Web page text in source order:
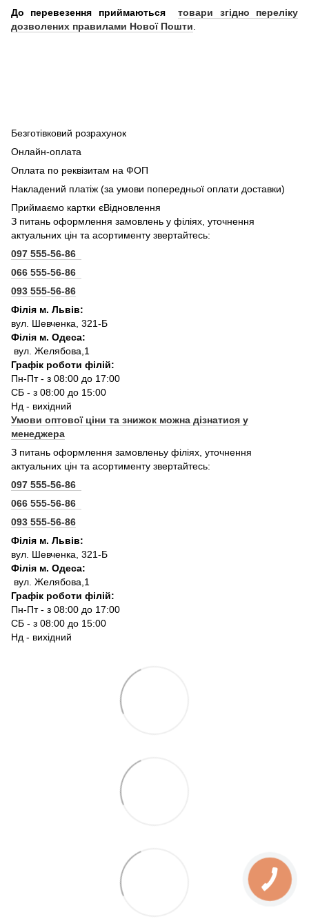
До перевезення приймаютьсятовари згідно переліку
дозволених правилами Нової Пошти
Безготівковий розрахунок
Онлайн-оплата
Оплата по реквізитам на ФОП
Накладений платіж (за умови попередньої оплати доставки)
Приймаємо картки єВідновлення
З питань оформлення замовлень у філіях, уточнення
актуальних цін та асортименту звертайтесь:
097 555-56-86
066 555-56-86
093 555-56-86
Філія м. Львів:
вул. Шевченка, 321-Б
Філія м. Одеса:
вул. Желябова,1
Графік роботи філій:
Пн-Пт - з 08:00 до 17:00
СБ - з 08:00 до 15:00
Нд - вихідний
Умови оптової ціни та знижок можна дізнатися у
менеджера
З питань оформлення замовленьу філіях, уточнення
актуальних цін та асортименту звертайтесь:
097 555-56-86
066 555-56-86
093 555-56-86
Філія м. Львів:
вул. Шевченка, 321-Б
Філія м. Одеса:
вул. Желябова,1
Графік роботи філій:
Пн-Пт - з 08:00 до 17:00
СБ - з 08:00 до 15:00
Нд - вихідний